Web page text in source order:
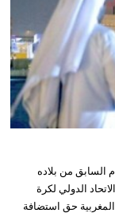
السابق من بلاده
2030 في حال قرر الاتحاد الدولي لكرة
حق استضافة